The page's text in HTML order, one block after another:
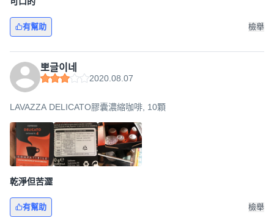
有幫助 檢舉
뽀글이네
2020.08.07
LAVAZZA DELICATO膠囊濃縮咖啡, 10顆
乾淨但苦澀
有幫助 檢舉